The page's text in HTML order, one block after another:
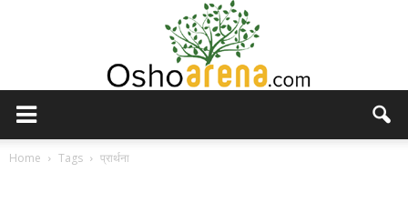
Home Tags प्रार्थना